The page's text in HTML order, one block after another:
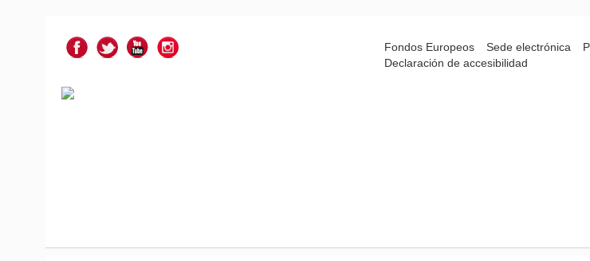
Fondos Europeos Sede electrónica
Declaración de accesibilidad